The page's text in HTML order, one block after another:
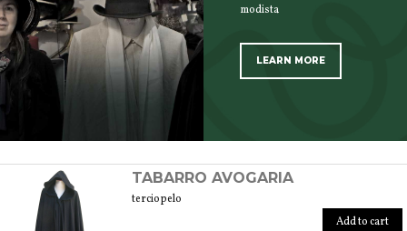
modista
LEARN MORE
TABARRO AVOGARIA
terciopelo
Add to cart